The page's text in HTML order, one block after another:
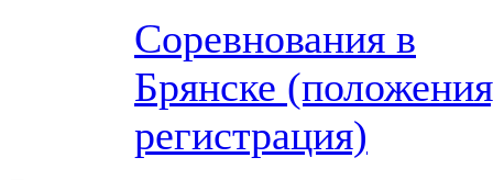
Соревнования в
Брянске
регистрация)